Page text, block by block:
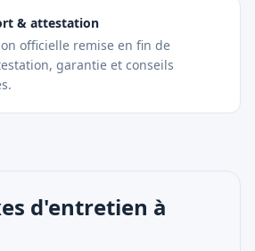
& attestation
officielle remise en fin de
garantie et conseils
d'entretien à